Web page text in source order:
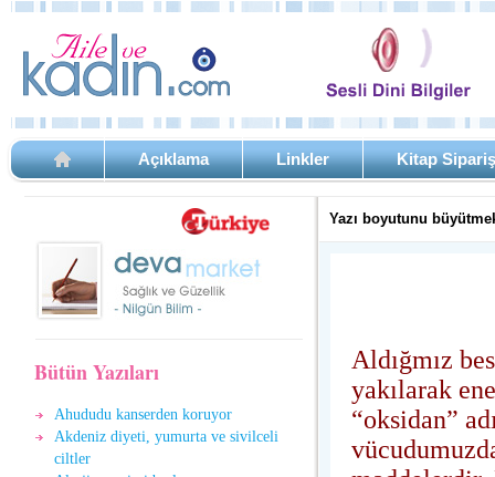
Açıklama Linkler Kitap
Bütün Yazıları
Ahududu kanserden koruyor
Akdeniz diyeti, yumurta ve sivilceli
ciltler
Yazı boyutunu
Aldığmız
yakılarak
“oksidan”